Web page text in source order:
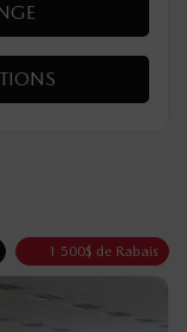
1 500$ de Rabais